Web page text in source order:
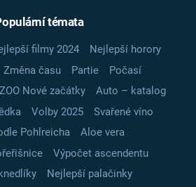
témata
filmy 2024
Nejlepší horory
Změna času Partie
Počasí
ZOO Nové začátky
Auto – katalog
Volby 2025
Svařené víno
Pohlreicha
Aloe vera
Výpočet ascendentu
Nejlepší palačinky